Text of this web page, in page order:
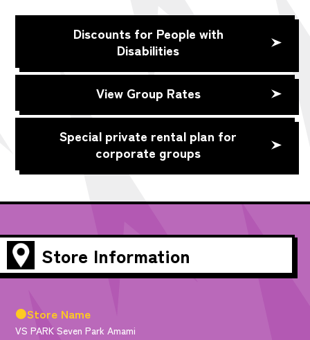
Discounts for People with
Disabilities
View Group Rates
Special private rental plan for
corporate groups
Store Information
●Store Name
VS PARK Seven Park Amami